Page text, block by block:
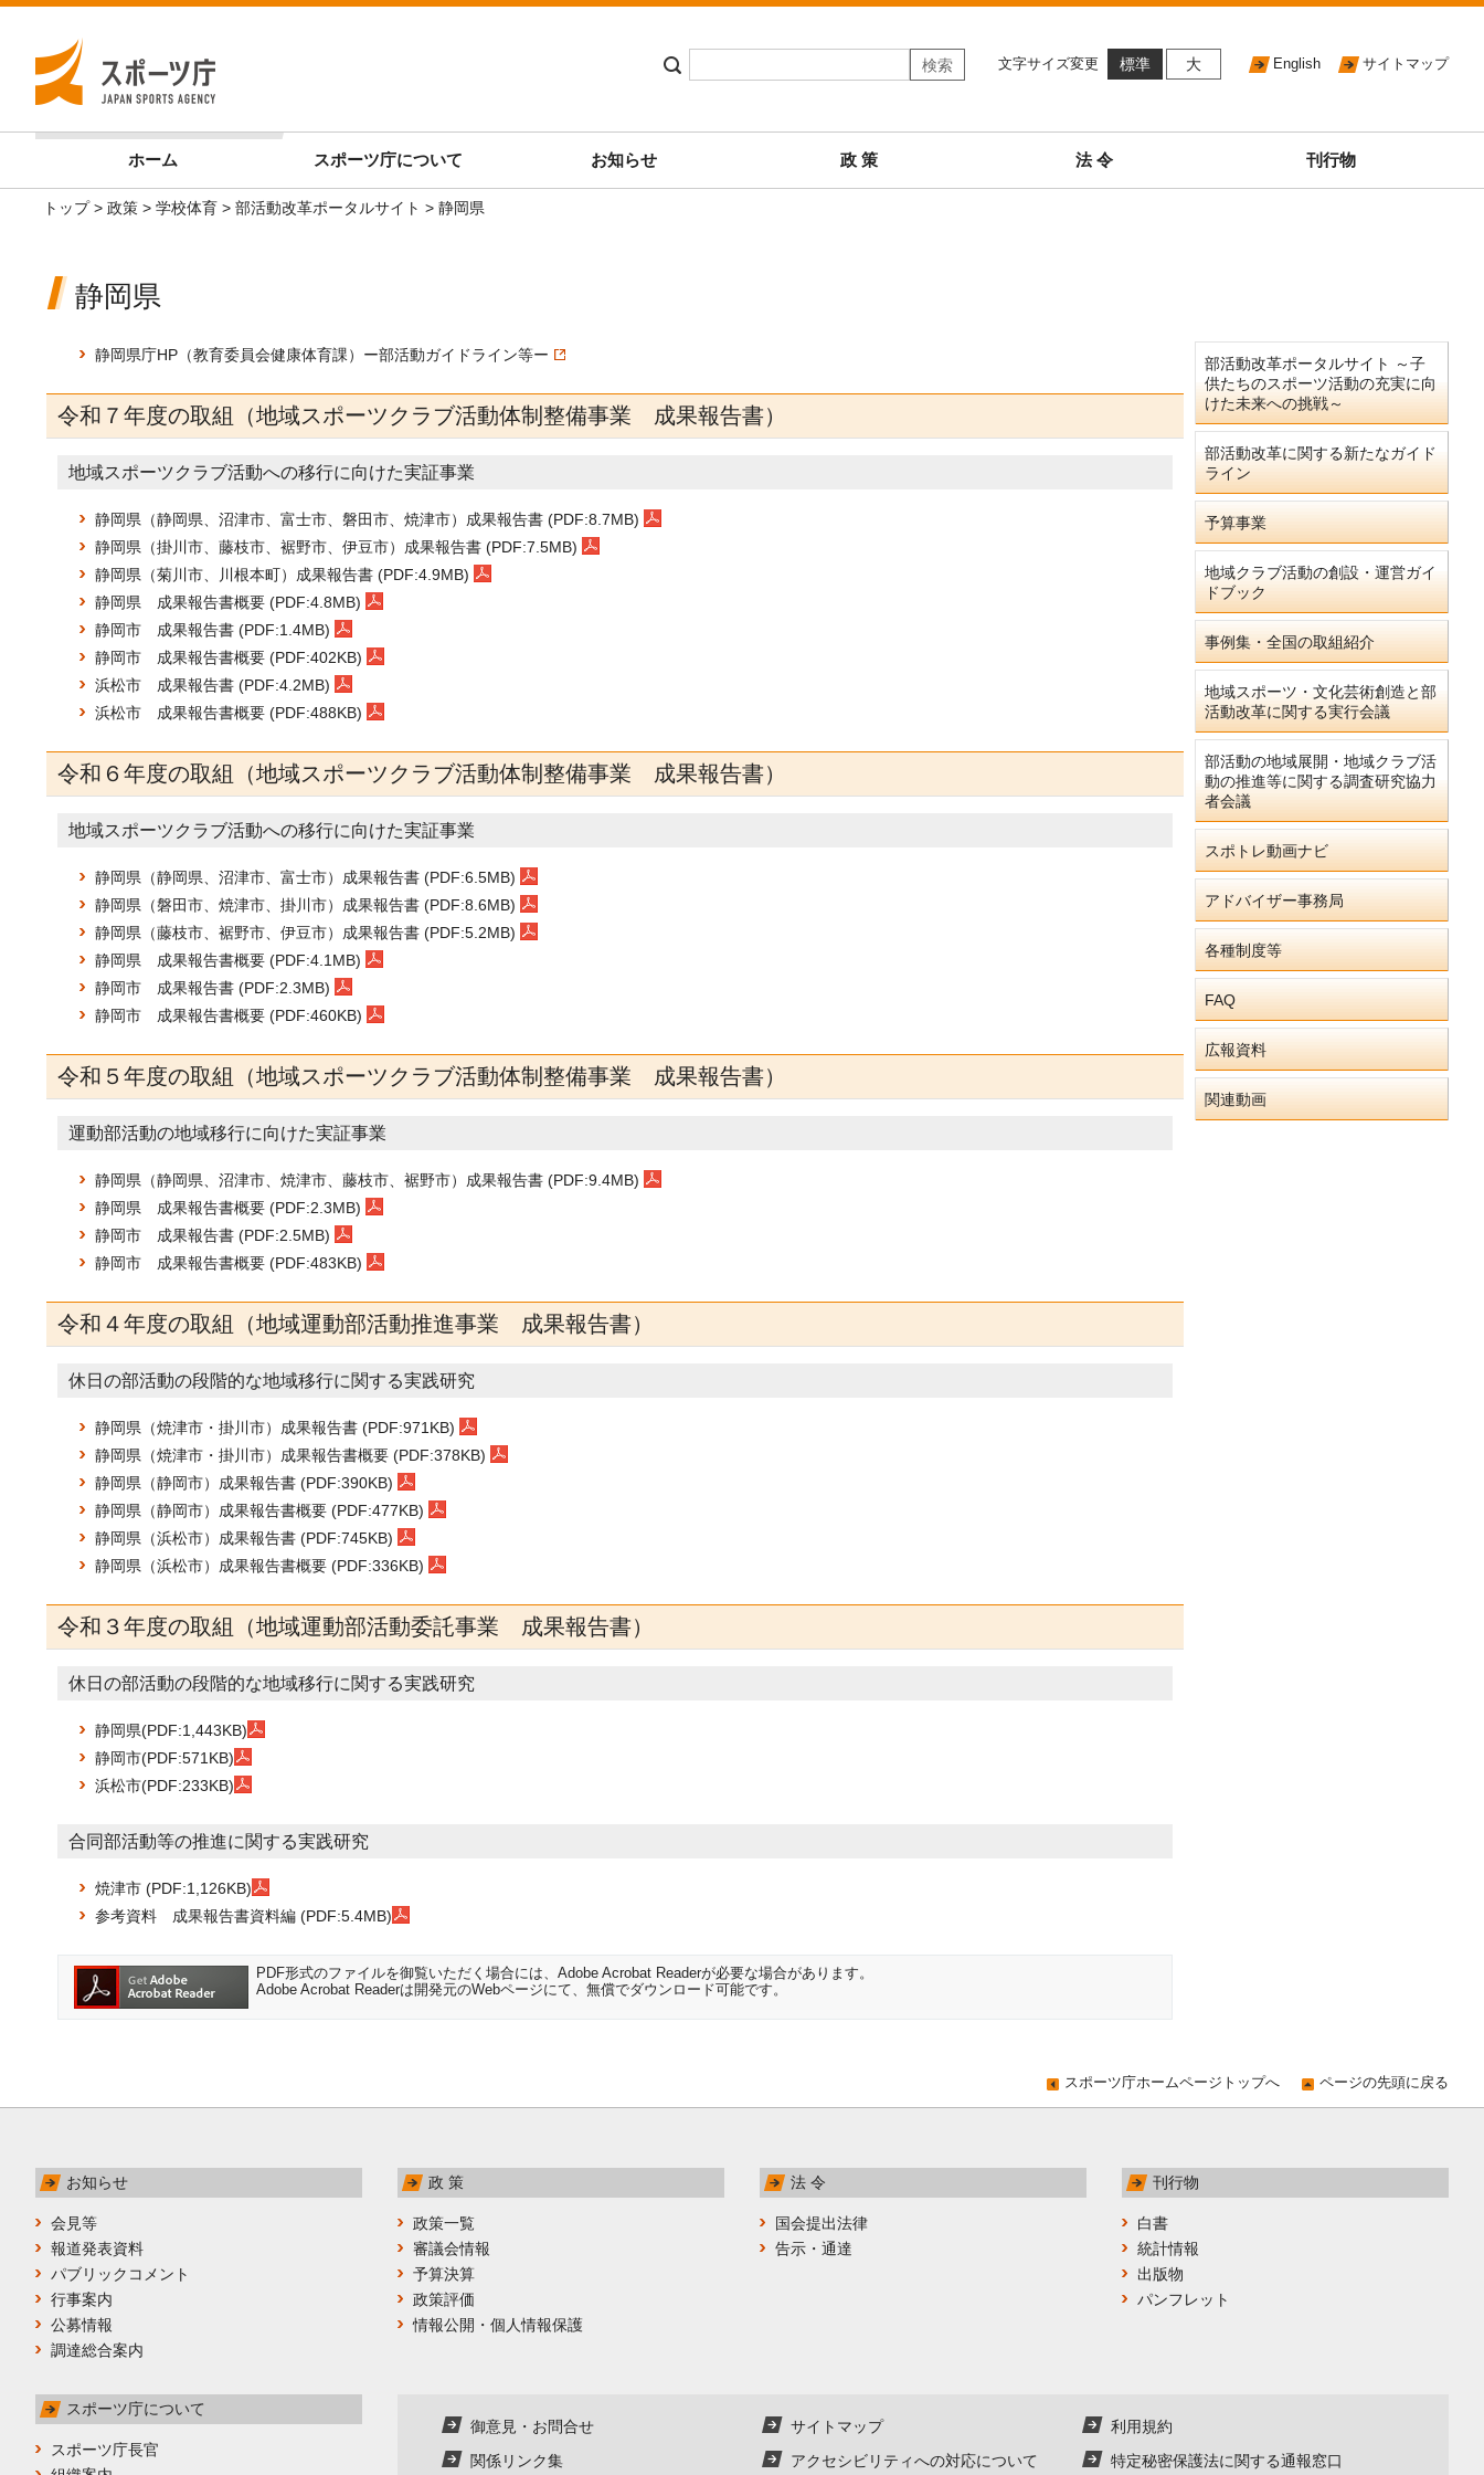
English サイトマップ
文字サイズ変更 標準 大
ホーム スポーツ庁について お知らせ 政 策 法 令 刊行物
トップ> 政策 > 学校体育 > 部活動改革ポータルサイト > 静岡県
静岡県
静岡県庁HP（教育委員会健康体育課）ー部活動ガイドライン等ー
令和７年度の取組（地域スポーツクラブ活動体制整備事業 成果報告書）
地域スポーツクラブ活動への移行に向けた実証事業
静岡県（静岡県、沼津市、富士市、磐田市、焼津市）成果報告書 (PDF:8.7MB)
静岡県（掛川市、藤枝市、裾野市、伊豆市）成果報告書 (PDF:7.5MB)
静岡県（菊川市、川根本町）成果報告書 (PDF:4.9MB)
静岡県 成果報告書概要 (PDF:4.8MB)
静岡市 成果報告書 (PDF:1.4MB)
静岡市 成果報告書概要 (PDF:402KB)
浜松市 成果報告書 (PDF:4.2MB)
浜松市 成果報告書概要 (PDF:488KB)
令和６年度の取組（地域スポーツクラブ活動体制整備事業 成果報告書）
地域スポーツクラブ活動への移行に向けた実証事業
静岡県（静岡県、沼津市、富士市）成果報告書 (PDF:6.5MB)
静岡県（磐田市、焼津市、掛川市）成果報告書 (PDF:8.6MB)
静岡県（藤枝市、裾野市、伊豆市）成果報告書 (PDF:5.2MB)
静岡県 成果報告書概要 (PDF:4.1MB)
静岡市 成果報告書 (PDF:2.3MB)
静岡市 成果報告書概要 (PDF:460KB)
令和５年度の取組（地域スポーツクラブ活動体制整備事業 成果報告書）
運動部活動の地域移行に向けた実証事業
静岡県（静岡県、沼津市、焼津市、藤枝市、裾野市）成果報告書 (PDF:9.4MB)
静岡県 成果報告書概要 (PDF:2.3MB)
静岡市 成果報告書 (PDF:2.5MB)
静岡市 成果報告書概要 (PDF:483KB)
令和４年度の取組（地域運動部活動推進事業 成果報告書）
休日の部活動の段階的な地域移行に関する実践研究
静岡県（焼津市・掛川市）成果報告書 (PDF:971KB)
静岡県（焼津市・掛川市）成果報告書概要 (PDF:378KB)
静岡県（静岡市）成果報告書 (PDF:390KB)
静岡県（静岡市）成果報告書概要 (PDF:477KB)
静岡県（浜松市）成果報告書 (PDF:745KB)
静岡県（浜松市）成果報告書概要 (PDF:336KB)
令和３年度の取組（地域運動部活動委託事業 成果報告書）
休日の部活動の段階的な地域移行に関する実践研究
静岡県(PDF:1,443KB)
静岡市(PDF:571KB)
浜松市(PDF:233KB)
合同部活動等の推進に関する実践研究
焼津市 (PDF:1,126KB)
参考資料 成果報告書資料編 (PDF:5.4MB)
PDF形式のファイルを御覧いただく場合には、Adobe Acrobat Readerが必要な場合があります。
Adobe Acrobat Readerは開発元のWebページにて、無償でダウンロード可能です。
部活動改革ポータルサイト ～子
供たちのスポーツ活動の充実に向
けた未来への挑戦～
部活動改革に関する新たなガイド
ライン
予算事業
地域クラブ活動の創設・運営ガイ
ドブック
事例集・全国の取組紹介
地域スポーツ・文化芸術創造と部
活動改革に関する実行会議
部活動の地域展開・地域クラブ活
動の推進等に関する調査研究協力
者会議
スポトレ動画ナビ
アドバイザー事務局
各種制度等
FAQ
広報資料
関連動画
ページの先頭に戻る
スポーツ庁ホームページトップへ
お知らせ
会見等
報道発表資料
パブリックコメント
行事案内
公募情報
調達総合案内
政 策
政策一覧
審議会情報
予算決算
政策評価
情報公開・個人情報保護
法 令
国会提出法律
告示・通達
刊行物
白書
統計情報
出版物
パンフレット
スポーツ庁について
スポーツ庁長官
御意見・お問合せ サイトマップ
利用規約
関係リンク集
アクセシビリティへの対応について 特定秘密保護法に関する通報窓口